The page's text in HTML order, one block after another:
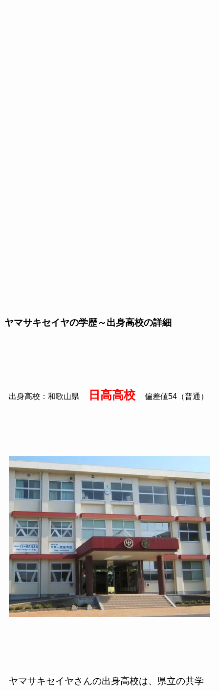
ヤマサキセイヤの学歴～出身高校の詳細
出身高校：和歌山県 日高高校 偏差値54（普通）
ヤマサキセイヤさんの出身高校は、県立の共学